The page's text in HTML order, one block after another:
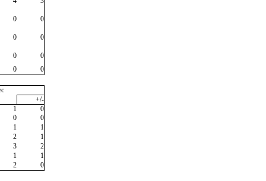
0
0
0
0
0
0
0
0
+/-
1
0
0
0
1
1
2
1
3
2
1
1
2
0